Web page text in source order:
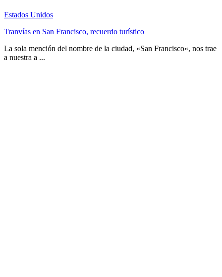
Estados Unidos
Tranvías en San Francisco, recuerdo turístico
La sola mención del nombre de la ciudad, «San Francisco«, nos trae
a nuestra a ...